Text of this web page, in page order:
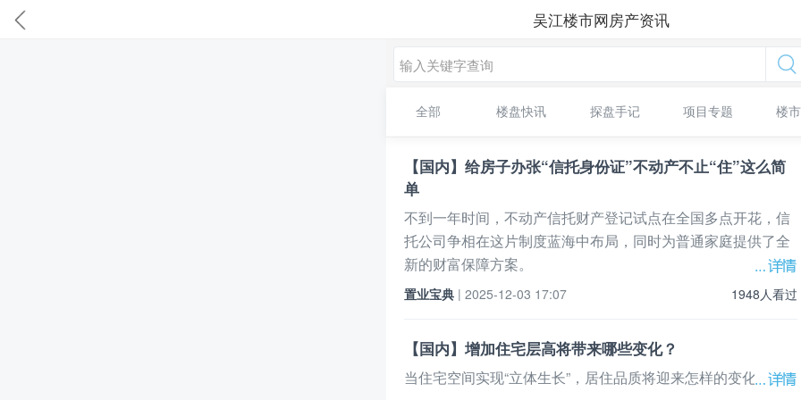
吴江楼市网房产资讯
全部 楼盘快讯 探盘手记 项目专题 楼市
【国内】给房子办张“信托身份证”不动产不止“住”这么简
单
不到一年时间，不动产信托财产登记试点在全国多点开花，信
托公司争相在这片制度蓝海中布局，同时为普通家庭提供了全
新的财富保障方案。
1948人看过
置业宝典 | 2025-12-03 17:07
【国内】增加住宅层高将带来哪些变化？
当住宅空间实现“立体生长”，居住品质将迎来怎样的变化？